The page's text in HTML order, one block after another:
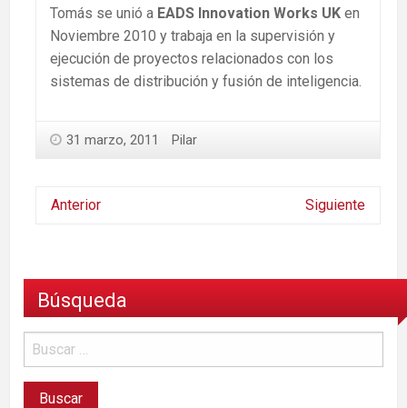
Tomás se unió a EADS Innovation Works UK en
Noviembre 2010 y trabaja en la supervisión y
ejecución de proyectos relacionados con los
sistemas de distribución y fusión de inteligencia.
31 marzo, 2011 Pilar
Anterior Siguiente
Búsqueda